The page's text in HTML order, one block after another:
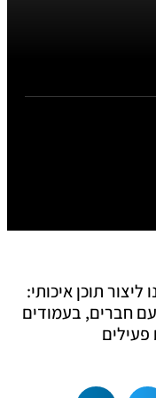
תוכן איכותי:
חברים, בעמודים